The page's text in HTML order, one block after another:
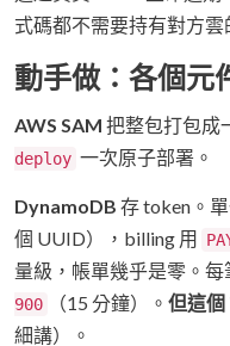
式碼都不需要持有對方雲
動手做：各個元
AWS SAM 把整包打包成
deploy 一次原子部署。
DynamoDB 存 token。
個 UUID），billing 用
量級，帳單幾乎是零。每
900
（15 分鐘）。 但這個
細講）。